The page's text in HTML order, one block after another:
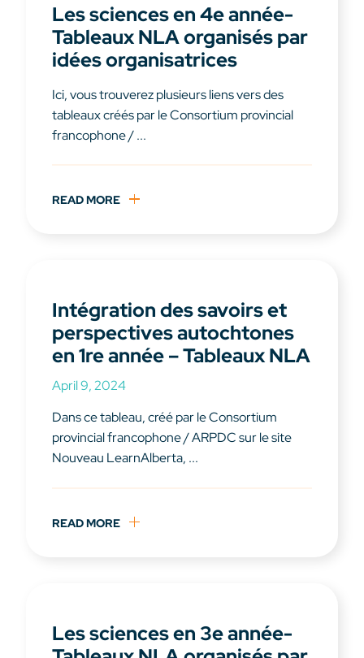
Les sciences en 4e année-
Tableaux NLA organisés par
idées organisatrices
Ici, vous trouverez plusieurs liens vers des
tableaux créés par le Consortium provincial
francophone / ...
READ MORE
Intégration des savoirs et
perspectives autochtones
en 1re année – Tableaux NLA
April 9, 2024
Dans ce tableau, créé par le Consortium
provincial francophone / ARPDC sur le site
Nouveau LearnAlberta, ...
READ MORE
Les sciences en 3e année-